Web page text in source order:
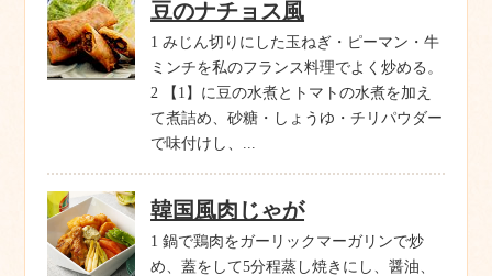
豆のナチョス風
1 みじん切りにした玉ねぎ・ピーマン・牛
ミンチを私のフランス料理でよく炒める。
2 【1】に豆の水煮とトマトの水煮を加え
て煮詰め、砂糖・しょうゆ・チリパウダー
で味付けし、...
韓国風肉じゃが
1 鍋で鶏肉をガーリックマーガリンで炒
め、蓋をして5分程蒸し焼きにし、醤油、